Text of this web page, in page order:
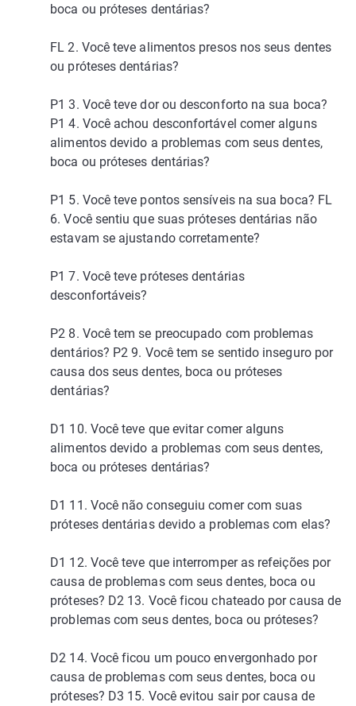
boca ou próteses dentárias?
FL 2. Você teve alimentos presos nos seus dentes
ou próteses dentárias?
P1 3. Você teve dor ou desconforto na sua boca?
P1 4. Você achou desconfortável comer alguns
alimentos devido a problemas com seus dentes,
boca ou próteses dentárias?
P1 5. Você teve pontos sensíveis na sua boca? FL
6. Você sentiu que suas próteses dentárias não
estavam se ajustando corretamente?
P1 7. Você teve próteses dentárias
desconfortáveis?
P2 8. Você tem se preocupado com problemas
dentários? P2 9. Você tem se sentido inseguro por
causa dos seus dentes, boca ou próteses
dentárias?
D1 10. Você teve que evitar comer alguns
alimentos devido a problemas com seus dentes,
boca ou próteses dentárias?
D1 11. Você não conseguiu comer com suas
próteses dentárias devido a problemas com elas?
D1 12. Você teve que interromper as refeições por
causa de problemas com seus dentes, boca ou
próteses? D2 13. Você ficou chateado por causa de
problemas com seus dentes, boca ou próteses?
D2 14. Você ficou um pouco envergonhado por
causa de problemas com seus dentes, boca ou
próteses? D3 15. Você evitou sair por causa de